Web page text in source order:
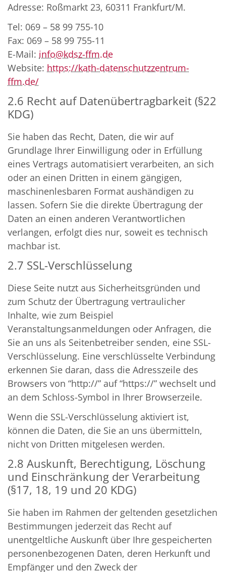
Adresse: Roßmarkt 23, 60311 Frankfurt/M.
Tel: 069 – 58 99 755-10
Fax: 069 – 58 99 755-11
E-Mail: info@kdsz-ffm.de
Website: https://kath-datenschutzzentrum-
ffm.de/
2.6 Recht auf Datenübertragbarkeit (§22
KDG)
Sie haben das Recht, Daten, die wir auf
Grundlage Ihrer Einwilligung oder in Erfüllung
eines Vertrags automatisiert verarbeiten, an sich
oder an einen Dritten in einem gängigen,
maschinenlesbaren Format aushändigen zu
lassen. Sofern Sie die direkte Übertragung der
Daten an einen anderen Verantwortlichen
verlangen, erfolgt dies nur, soweit es technisch
machbar ist.
2.7 SSL-Verschlüsselung
Diese Seite nutzt aus Sicherheitsgründen und
zum Schutz der Übertragung vertraulicher
Inhalte, wie zum Beispiel
Veranstaltungsanmeldungen oder Anfragen, die
Sie an uns als Seitenbetreiber senden, eine SSL-
Verschlüsselung. Eine verschlüsselte Verbindung
erkennen Sie daran, dass die Adresszeile des
Browsers von “http://” auf “https://” wechselt und
an dem Schloss-Symbol in Ihrer Browserzeile.
Wenn die SSL-Verschlüsselung aktiviert ist,
können die Daten, die Sie an uns übermitteln,
nicht von Dritten mitgelesen werden.
2.8 Auskunft, Berechtigung, Löschung
und Einschränkung der Verarbeitung
(§17, 18, 19 und 20 KDG)
Sie haben im Rahmen der geltenden gesetzlichen
Bestimmungen jederzeit das Recht auf
unentgeltliche Auskunft über Ihre gespeicherten
personenbezogenen Daten, deren Herkunft und
Empfänger und den Zweck der